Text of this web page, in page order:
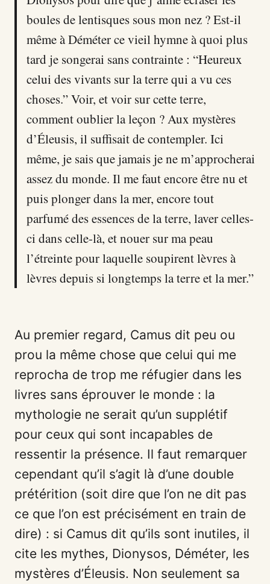
boules de lentisques sous mon nez ? Est-il
même à Déméter ce vieil hymne à quoi plus
tard je songerai sans contrainte : “Heureux
celui des vivants sur la terre qui a vu ces
choses.” Voir, et voir sur cette terre,
comment oublier la leçon ? Aux mystères
d’Éleusis, il suffisait de contempler. Ici
même, je sais que jamais je ne m’approcherai
assez du monde. Il me faut encore être nu et
puis plonger dans la mer, encore tout
parfumé des essences de la terre, laver celles-
ci dans celle-là, et nouer sur ma peau
l’étreinte pour laquelle soupirent lèvres à
lèvres depuis si longtemps la terre et la mer.”
Au premier regard, Camus dit peu ou
prou la même chose que celui qui me
reprocha de trop me réfugier dans les
livres sans éprouver le monde : la
mythologie ne serait qu’un supplétif
pour ceux qui sont incapables de
ressentir la présence. Il faut remarquer
cependant qu’il s’agit là d’une double
prétérition (soit dire que l’on ne dit pas
ce que l’on est précisément en train de
dire) : si Camus dit qu’ils sont inutiles, il
cite les mythes, Dionysos, Déméter, les
mystères d’Éleusis. Non seulement sa